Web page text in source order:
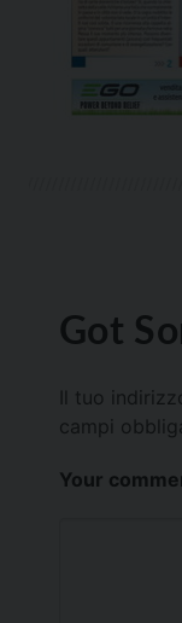
Got
Il tuo
campi
Your